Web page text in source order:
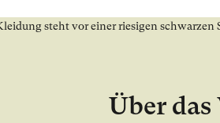
Über